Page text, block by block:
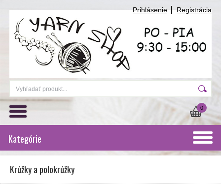
Prihlásenie Registrácia
0
Kategórie
Krúžky a polokrúžky